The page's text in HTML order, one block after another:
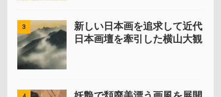
3
新しい日本画を追求して近代
日本画壇を牽引した横山大観